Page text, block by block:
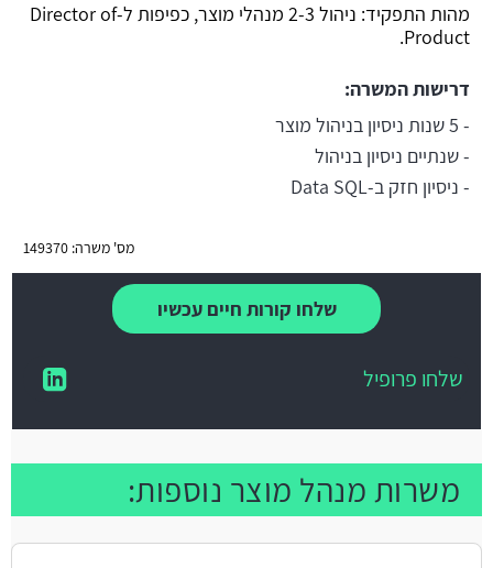
מהות התפקיד: ניהול 2-3 מנהלי מוצר, כפיפות ל-Director of
Product.
דרישות המשרה:
- 5 שנות ניסיון בניהול מוצר
- שנתיים ניסיון בניהול
- ניסיון חזק ב-Data SQL
מס' משרה: 149370
שלחו קורות חיים עכשיו
שלחו פרופיל
משרות מנהל מוצר נוספות: